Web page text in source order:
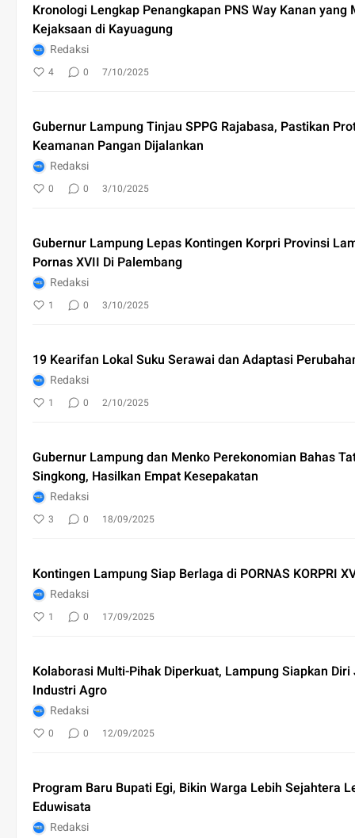
Kronologi Lengkap Penangkapan PNS Way Kanan yang
Kejaksaan di Kayuagung
Redaksi
4 0 7/10/2025
Gubernur Lampung Tinjau SPPG Rajabasa, Pastikan
Keamanan Pangan Dijalankan
Redaksi
0 0 3/10/2025
Gubernur Lampung Lepas Kontingen Korpri Provinsi
Pornas XVII Di Palembang
Redaksi
1 0 3/10/2025
19 Kearifan Lokal Suku Serawai dan Adaptasi
Redaksi
1 0 2/10/2025
Gubernur Lampung dan Menko Perekonomian Bahas
Singkong, Hasilkan Empat Kesepakatan
Redaksi
3 0 18/09/2025
Kontingen Lampung Siap Berlaga di PORNAS KORPRI
Redaksi
1 0 17/09/2025
Kolaborasi Multi-Pihak Diperkuat, Lampung Siapkan
Industri Agro
Redaksi
0 0 12/09/2025
Program Baru Bupati Egi, Bikin Warga Lebih Sejahtera
Eduwisata
Redaksi